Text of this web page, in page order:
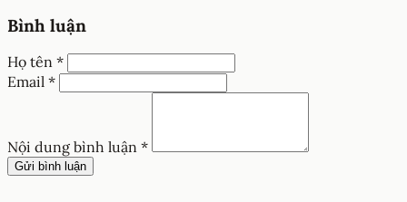
Bình luận
Họ tên *
Email *
Nội dung bình luận *
Gửi bình luận